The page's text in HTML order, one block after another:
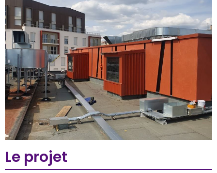
Le projet